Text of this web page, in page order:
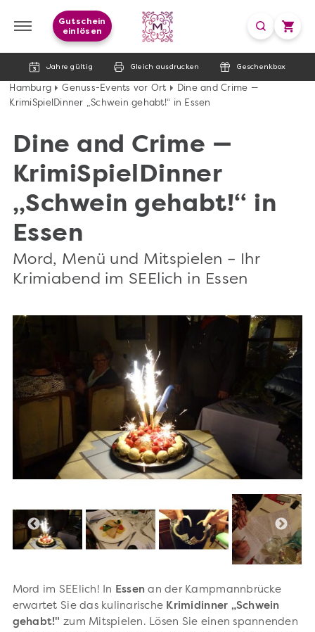
Jahre gültig Gleich ausdrucken Geschenkbox
Gutschein
einlösen
Hamburg Genuss-Events vor Ort
Dine and Crime —
KrimiSpielDinner „Schwein gehabt!“ in Essen
Dine and Crime —
KrimiSpielDinner
„Schwein gehabt!“ in
Essen
Mord, Menü und Mitspielen – Ihr
Krimiabend im SEElich in Essen
Mord im SEElich! In Essen an der Kampmannbrücke
erwartet Sie das kulinarische Krimidinner „Schwein
gehabt!" zum Mitspielen. Lösen Sie einen spannenden